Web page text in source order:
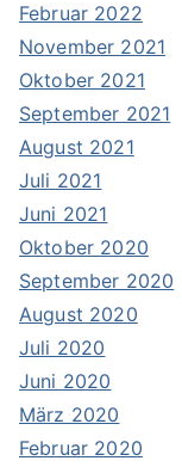
Februar 2022
November 2021
Oktober 2021
September 2021
August 2021
Juli 2021
Juni 2021
Oktober 2020
September 2020
August 2020
Juli 2020
Juni 2020
März 2020
Februar 2020